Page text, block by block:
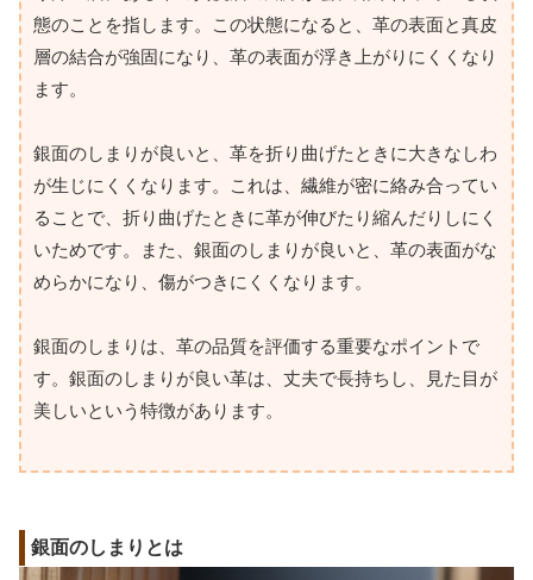
態のことを指します。この状態になると、革の表面と真皮
層の結合が強固になり、革の表面が浮き上がりにくくなり
ます。
銀面のしまりが良いと、革を折り曲げたときに大きなしわ
が生じにくくなります。これは、繊維が密に絡み合ってい
ることで、折り曲げたときに革が伸びたり縮んだりしにく
いためです。また、銀面のしまりが良いと、革の表面がな
めらかになり、傷がつきにくくなります。
銀面のしまりは、革の品質を評価する重要なポイントで
す。銀面のしまりが良い革は、丈夫で長持ちし、見た目が
美しいという特徴があります。
銀面のしまりとは